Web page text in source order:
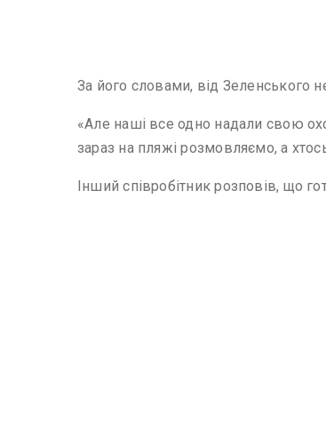
За його словами, від Зеленського
«Але наші все одно надали свою
зараз на пляжі розмовляємо, а
Інший співробітник розповів, що